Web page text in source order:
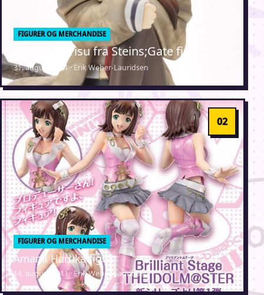
FIGURER OG MERCHANDISE
Makise Kurisu fra Steins;Gate figur
31. august 2011 · Erik Weber-Lauridsen
FIGURER OG MERCHANDISE
Amami Haruka figur
14. august 2011 · Erik Weber-Lauridsen